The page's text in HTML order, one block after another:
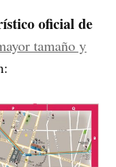
oficial de
tamaño y